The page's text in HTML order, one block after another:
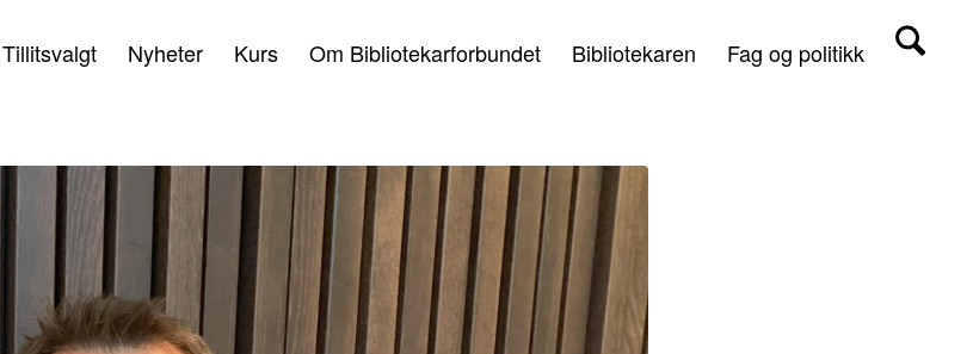
Tillitsvalgt Nyheter Kurs Om Bibliotekarforbundet Bibliotekaren Fag og politikk